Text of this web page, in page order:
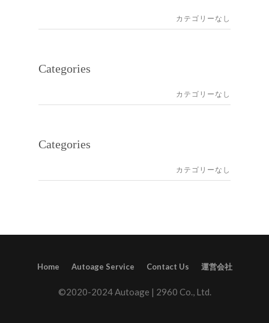
カテゴリーなし
Categories
カテゴリーなし
Categories
カテゴリーなし
Home Autoage Service Contact Us 運営会社
©2020-2024 Autoage | 2960 Co., Ltd.